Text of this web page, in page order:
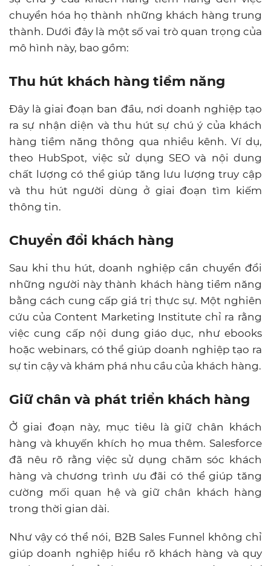
chuyển hóa họ thành những khách hàng trung
thành. Dưới đây là một số vai trò quan trọng của
mô hình này, bao gồm:
Thu hút khách hàng tiềm năng
Đây là giai đoạn ban đầu, nơi doanh nghiệp tạo
ra sự nhận diện và thu hút sự chú ý của khách
hàng tiềm năng thông qua nhiều kênh. Ví dụ,
theo HubSpot, việc sử dụng SEO và nội dung
chất lượng có thể giúp tăng lưu lượng truy cập
và thu hút người dùng ở giai đoạn tìm kiếm
thông tin.
Chuyển đổi khách hàng
Sau khi thu hút, doanh nghiệp cần chuyển đổi
những người này thành khách hàng tiềm năng
bằng cách cung cấp giá trị thực sự. Một nghiên
cứu của Content Marketing Institute chỉ ra rằng
việc cung cấp nội dung giáo dục, như ebooks
hoặc webinars, có thể giúp doanh nghiệp tạo ra
sự tin cậy và khám phá nhu cầu của khách hàng.
Giữ chân và phát triển khách hàng
Ở giai đoạn này, mục tiêu là giữ chân khách
hàng và khuyến khích họ mua thêm. Salesforce
đã nêu rõ rằng việc sử dụng chăm sóc khách
hàng và chương trình ưu đãi có thể giúp tăng
cường mối quan hệ và giữ chân khách hàng
trong thời gian dài.
Như vậy có thể nói, B2B Sales Funnel không chỉ
giúp doanh nghiệp hiểu rõ khách hàng và quy